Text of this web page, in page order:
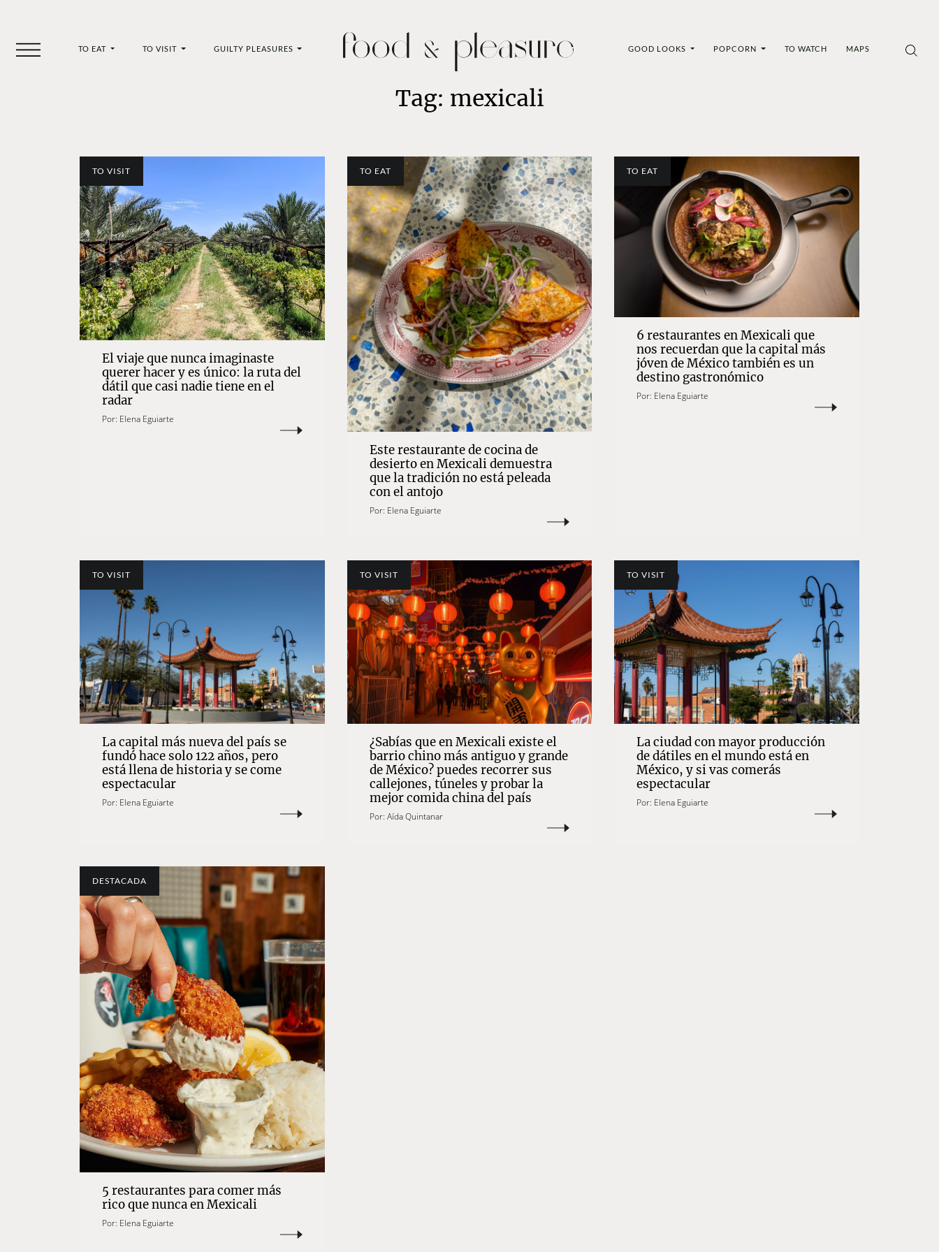
TO EAT TO VISIT GUILTY PLEASURES GOOD LOOKS POPCORN TO WATCH MAPS
Tag: mexicali
TO VISIT
El viaje que nunca imaginaste
querer hacer y es único: la ruta del
dátil que casi nadie tiene en el
radar
Por: Elena Eguiarte
TO EAT
Este restaurante de cocina de
desierto en Mexicali demuestra
que la tradición no está peleada
con el antojo
Por: Elena Eguiarte
TO EAT
6 restaurantes en Mexicali que
nos recuerdan que la capital más
jóven de México también es un
destino gastronómico
Por: Elena Eguiarte
TO VISIT
La capital más nueva del país se
fundó hace solo 122 años, pero
está llena de historia y se come
espectacular
Por: Elena Eguiarte
TO VISIT
¿Sabías que en Mexicali existe el
barrio chino más antiguo y grande
de México? puedes recorrer sus
callejones, túneles y probar la
mejor comida china del país
Por: Aída Quintanar
TO VISIT
La ciudad con mayor producción
de dátiles en el mundo está en
México, y si vas comerás
espectacular
Por: Elena Eguiarte
DESTACADA
5 restaurantes para comer más
rico que nunca en Mexicali
Por: Elena Eguiarte